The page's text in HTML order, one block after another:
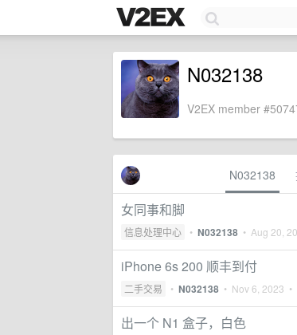
N032138
V2EX member
N032138
女同事和脚
信息处理中心 • N032138 • Aug 20,
iPhone 6s 200 顺丰到付
二手交易 • N032138 • Nov 6, 2023
出一个 N1 盒子，白色